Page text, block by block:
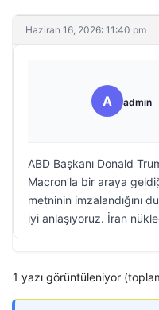
Haziran 16, 2026: 11:40 pm
A admin
ABD Başkanı Donald
Macron’la bir araya
metninin imzalandığını
iyi anlaşıyoruz. İran
1 yazı görüntüleniyor